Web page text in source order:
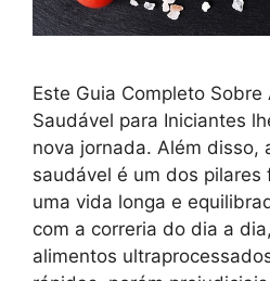
Este Guia Completo
Saudável para Iniciantes
nova jornada. Além disso,
saudável é um dos pilares
uma vida longa e
com a correria do dia a
alimentos